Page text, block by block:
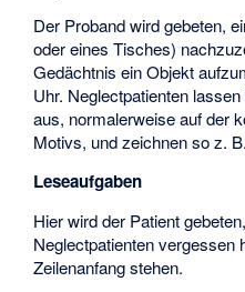
Der Proband wird gebeten,
oder eines Tisches)
Gedächtnis ein Objekt
Uhr. Neglectpatienten
aus, normalerweise auf der
Motivs, und zeichnen so z.
Leseaufgaben
Hier wird der Patient
Neglectpatienten vergessen
Zeilenanfang stehen.